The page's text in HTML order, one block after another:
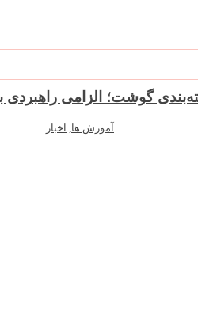
آموزش ها, اخبار